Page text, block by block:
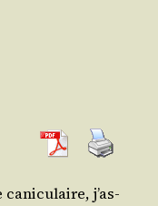
cani­cu­laire, j’as­